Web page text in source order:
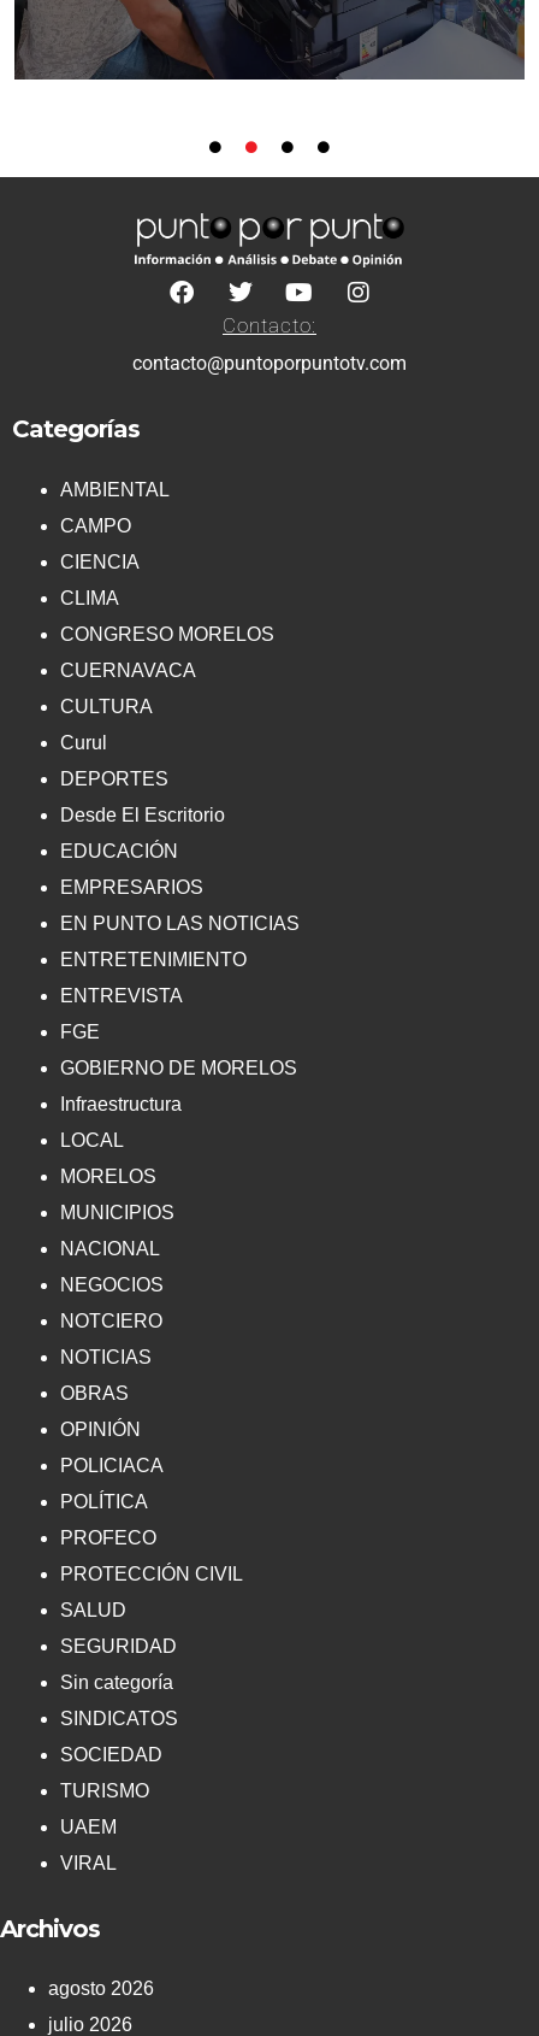
Contacto:
contacto@puntoporpuntotv.com
Categorías
AMBIENTAL
CAMPO
CIENCIA
CLIMA
CONGRESO MORELOS
CUERNAVACA
CULTURA
Curul
DEPORTES
Desde El Escritorio
EDUCACIÓN
EMPRESARIOS
EN PUNTO LAS NOTICIAS
ENTRETENIMIENTO
ENTREVISTA
FGE
GOBIERNO DE MORELOS
Infraestructura
LOCAL
MORELOS
MUNICIPIOS
NACIONAL
NEGOCIOS
NOTCIERO
NOTICIAS
OBRAS
OPINIÓN
POLICIACA
POLÍTICA
PROFECO
PROTECCIÓN CIVIL
SALUD
SEGURIDAD
Sin categoría
SINDICATOS
SOCIEDAD
TURISMO
UAEM
VIRAL
Archivos
agosto 2026
julio 2026